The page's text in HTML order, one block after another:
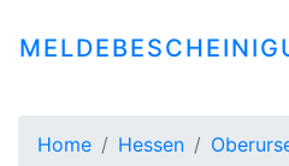
Home Hessen